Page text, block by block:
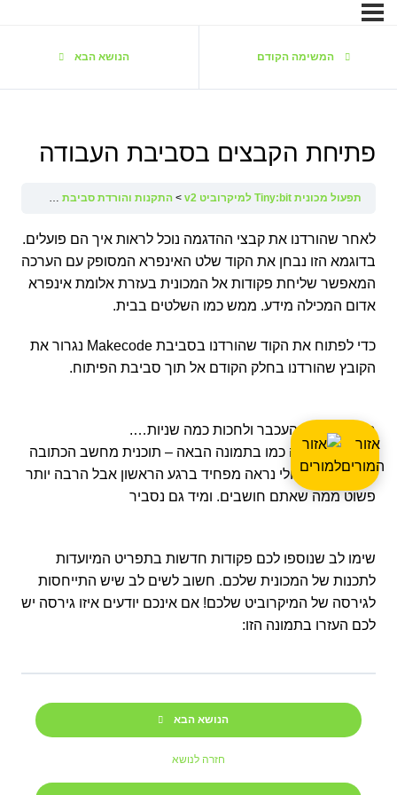
אזור
המורים
המשימה הקודם הנושא הבא
פתיחת הקבצים בסביבת העבודה
תפעול מכונית Tiny:bit למיקרוביט v2 התקנות והורדת סביבת עבודה
לאחר שהורדנו את קבצי ההדגמה נוכל לראות איך הם פועלים.
בדוגמא הזו נבחן את הקוד שלט האינפרא המסופק עם הערכה
המאפשר שליחת פקודות אל המכונית בעזרת אלומת אינפרא
אדום המכילה מידע. ממש כמו השלטים בבית.
כדי לפתוח את הקוד שהורדנו בסביבת Makecode נגרור את
הקובץ שהורדנו בחלק הקודם אל תוך סביבת הפיתוח.
רק לגרור את העכבר ולחכות כמה שניות….
התוצאה תראה כמו בתמונה הבאה – תוכנית מחשב הכתובה
בבלוקים. זה אולי נראה מפחיד ברגע הראשון אבל הרבה יותר
פשוט ממה שאתם חושבים. ומיד גם נסביר
שימו לב שנוספו לכם פקודות חדשות בתפריט המיועדות
לתכנות של המכונית שלכם. חשוב לשים לב שיש התייחסות
לגירסה של המיקרוביט שלכם! אם אינכם יודעים איזו גירסה יש
לכם העזרו בתמונה הזו:
חזרה לנושא
הנושא הבא